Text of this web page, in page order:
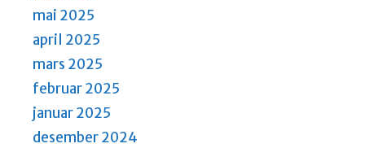
mai 2025
april 2025
mars 2025
februar 2025
januar 2025
desember 2024